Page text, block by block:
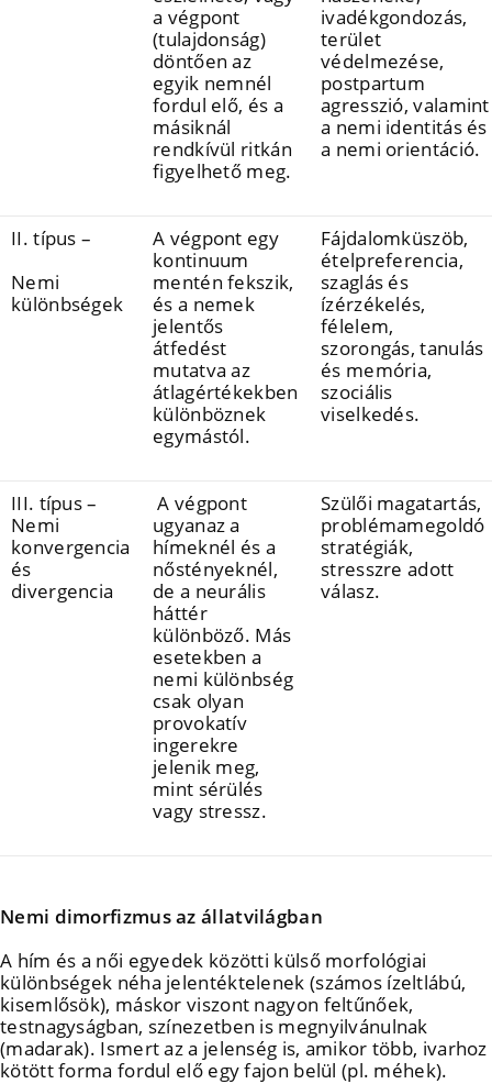
a végpont
(tulajdonság)
döntően az
egyik nemnél
fordul elő, és a
másiknál
rendkívül ritkán
figyelhető meg.
ivadékgondozás,
terület
védelmezése,
postpartum
agresszió, valamint
a nemi identitás és
a nemi orientáció.
II. típus –
Nemi
különbségek
A végpont egy
kontinuum
mentén fekszik,
és a nemek
jelentős
átfedést
mutatva az
átlagértékekben
különböznek
egymástól.
Fájdalomküszöb,
ételpreferencia,
szaglás és
ízérzékelés,
félelem,
szorongás, tanulás
és memória,
szociális
viselkedés.
III. típus –
Nemi
konvergencia
és
divergencia
A végpont
ugyanaz a
hímeknél és a
nőstényeknél,
de a neurális
háttér
különböző. Más
esetekben a
nemi különbség
csak olyan
provokatív
ingerekre
jelenik meg,
mint sérülés
vagy stressz.
Szülői magatartás,
problémamegoldó
stratégiák,
stresszre adott
válasz.
Nemi dimorfizmus az állatvilágban
A hím és a női egyedek közötti külső morfológiai
különbségek néha jelentéktelenek (számos ízeltlábú,
kisemlősök), máskor viszont nagyon feltűnőek,
testnagyságban, színezetben is megnyilvánulnak
(madarak). Ismert az a jelenség is, amikor több, ivarhoz
kötött forma fordul elő egy fajon belül (pl. méhek).